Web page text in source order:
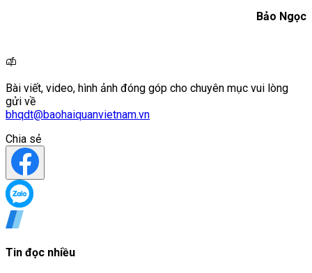
Bảo Ngọc
Bài viết, video, hình ảnh đóng góp cho chuyên mục vui lòng
gửi về
bhqdt@baohaiquanvietnam.vn
Chia sẻ
Tin đọc nhiều